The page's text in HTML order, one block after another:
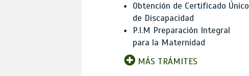
Obtención de Certificado Único
de Discapacidad
P.I.M Preparación Integral
para la Maternidad
MÁS TRÁMITES